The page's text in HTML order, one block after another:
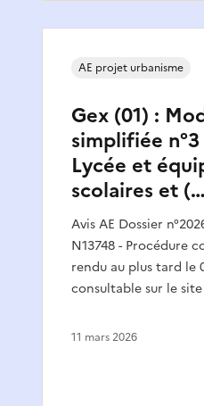
Gex (01) :
simplifiée
Lycée et
scolaires et
Avis AE Dossier
N13748 - Procédure
rendu au plus tard le
consultable sur le
AE projet urbanisme
11 mars 2026